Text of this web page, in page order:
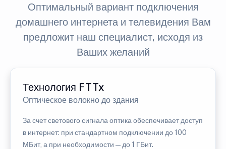
Оптимальный вариант подключения
домашнего интернета и телевидения Вам
предложит наш специалист, исходя из
Ваших желаний
Технология FTTx
Оптическое волокно до здания
За счет светового сигнала оптика обеспечивает доступ
в интернет: при стандартном подключении до 100
МБит, а при необходимости — до 1 ГБит.